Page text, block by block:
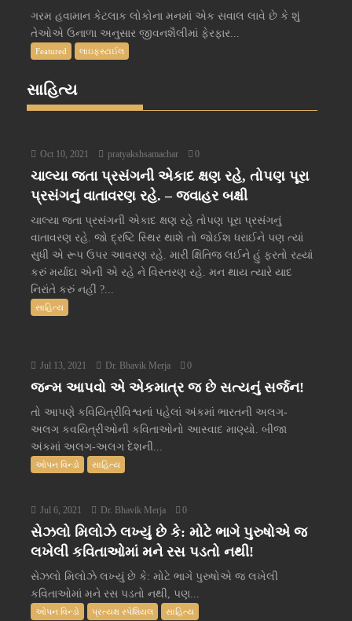
ગરમ હવામાન કેટલાક લોકોના મનમાં એક સવાલ લાવે છે કે શું
તેઓએ ઉનાળા અનુસાર જીવનશૈલીમાં ફેરફાર...
Featured લાઇફસ્ટાઈલ
સાહિત્ય
Oct 10, 2021 pratyakshsamachar 0
ચાલ્યા જતા પ્રસંગની એકાદ ક્ષણ રહે, તોપણ પૂરા
પ્રસંગનું વાતાવરણ રહે. – જવાહર બક્ષી
ચાલ્યા જતા પ્રસંગની એકાદ ક્ષણ રહે તોપણ પૂરા પ્રસંગનું
વાતાવરણ રહે. જો દ્રષ્ટિ સ્થિર થાશે તો જોઈશ ધરાઈને પણ ત્યાં
સુધી એ રૂપ ઉપર આવરણ રહે. મારી ક્ષિતિજ લઈને હું ફરતો રહ્યાં
કરું મર્યાદા એની એ રહે ને વિસ્તરણ રહે. મન થાય ત્યારે યાદ
નિરાંતે કરું નહીં ?...
સાહિત્ય
Jul 13, 2021 Dr. Bhavik Merja 0
જન્મ આપવો એ એકમાત્ર જ છે સત્યનું સર્જન!
તો આપણે કવિયિત્રીવિશ્વનાં પહેલાં અંકમાં ભારતની અલગ-
અલગ કવયિત્રીઓની કવિતાઓનો આસ્વાદ માણ્યો. બીજા
અંકમાં અલગ-અલગ દેશની...
ઓપન વિન્ડો સાહિત્ય
Jul 6, 2021 Dr. Bhavik Merja 0
સેઝલો મિલોઝે લખ્યું છે કે: મોટે ભાગે પુરુષોએ જ
લખેલી કવિતાઓમાં મને રસ પડતો નથી!
સેઝલો મિલોઝે લખ્યું છે કે: મોટે ભાગે પુરુષોએ જ લખેલી
કવિતાઓમાં મને રસ પડતો નથી, પણ...
ઓપન વિન્ડો પ્રત્યક્ષ સ્પેશિયલ સાહિત્ય